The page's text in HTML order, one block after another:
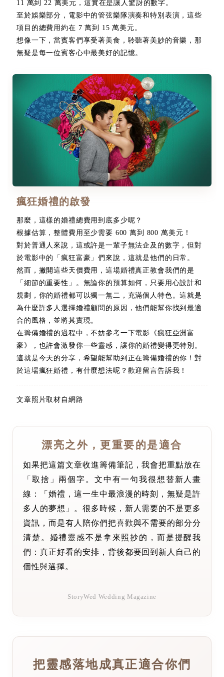
11 萬到 22 萬美元，這實在是讓人驚訝的數字。
至於娛樂部分，電影中的管弦樂隊演奏和特別表演，這些
項目的總費用約在 7 萬到 15 萬美元。
想像一下，當賓客們享受著美食，聆聽著美妙的音樂，那
無疑是每一位賓客心中最美好的記憶。
瘋狂婚禮的啟發
那麼，這樣的婚禮總費用到底多少呢？
根據估算，整體費用至少需要 600 萬到 800 萬美元！
對於普通人來說，這或許是一輩子無法企及的數字，但對
於電影中的「瘋狂富豪」們來說，這就是他們的日常。
然而，撇開這些天價費用，這場婚禮真正教會我們的是
「細節的重要性」。無論你的預算如何，只要用心設計和
規劃，你的婚禮都可以獨一無二，充滿個人特色。這就是
為什麼許多人選擇婚禮顧問的原因，他們能幫你找到最適
合的風格，並將其實現。
在籌備婚禮的過程中，不妨參考一下電影《瘋狂亞洲富
豪》，也許會激發你一些靈感，讓你的婚禮變得更特別。
這就是今天的分享，希望能幫助到正在籌備婚禮的你！對
於這場瘋狂婚禮，有什麼想法呢？歡迎留言告訴我！
文章照片取材自網路
漂亮之外，更重要的是適合
如果把這篇文章收進籌備筆記，我會把重點放在
「取捨」兩個字。文中有一句我很想替新人畫
線：「婚禮，這一生中最浪漫的時刻，無疑是許
多人的夢想」。很多時候，新人需要的不是更多
資訊，而是有人陪你們把喜歡與不需要的部分分
清楚。婚禮靈感不是拿來照抄的，而是提醒我
們：真正好看的安排，背後都要回到新人自己的
個性與選擇。
StoryWed Wedding Magazine
把靈感落地成真正適合你們